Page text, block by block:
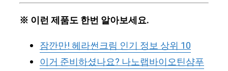
※ 이런 제품도 한번 알아보세요.
잠깐만! 헤라썬크림 인기 정보 상위 10
이거 준비하셨나요? 나노랩바이오틴샴푸